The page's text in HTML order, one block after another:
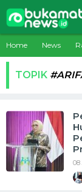
Home News
TOPIK
08